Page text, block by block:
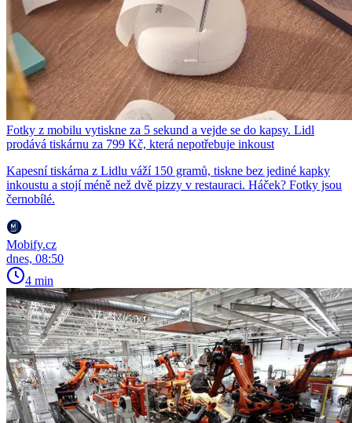
Fotky z mobilu vytiskne za 5 sekund a vejde se do kapsy. Lidl
prodává tiskárnu za 799 Kč, která nepotřebuje inkoust
Kapesní tiskárna z Lidlu váží 150 gramů, tiskne bez jediné kapky
inkoustu a stojí méně než dvě pizzy v restauraci. Háček? Fotky jsou
černobílé.
Mobify.cz
dnes, 08:50
4 min